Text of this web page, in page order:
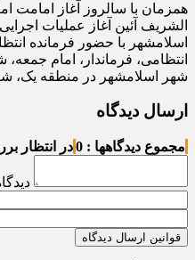
همزمان با سالروز آغاز امامت
اسلامشهر با حضور فرمانده
انتظامی، فرماندار، امام
شهر اسلامشهر در منطقه یک، شهرک
ارسال دیدگاه
مجموع دیدگاهها : 0 در انتظار
قوانین ارسال دیدگاه